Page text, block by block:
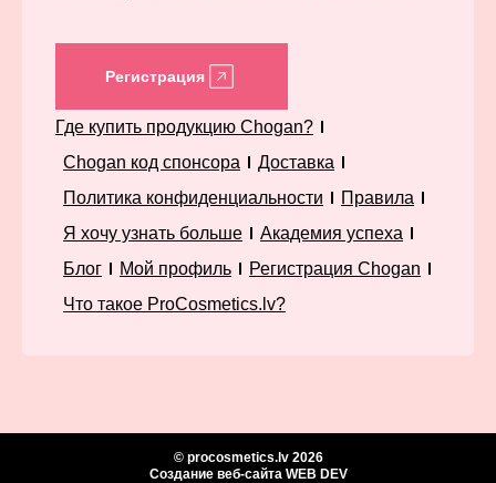
Регистрация
Где купить продукцию Chogan?
Chogan код спонсора
Доставка
Политика конфиденциальности
Правила
Я хочу узнать больше
Академия успеха
Блог
Мой профиль
Регистрация Chogan
Что такое ProCosmetics.lv?
© procosmetics.lv 2026
Создание веб-сайта WEB DEV